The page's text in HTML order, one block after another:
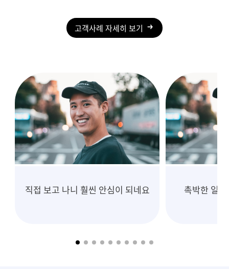
고객사례 자세히 보기
촉박한 일정, 흔들림 없는 진행
10년 넘게